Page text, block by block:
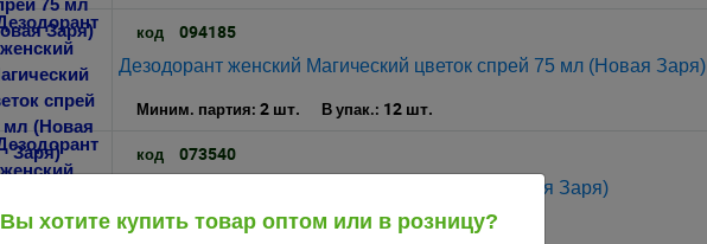
код 094185
Дезодорант женский Магический цветок спрей 75 мл (Новая Заря)
Миним. партия: 2 шт. В упак.: 12 шт.
код 073540
Дезодорант женский Мадоре спрей 75 мл (Новая Заря)
Миним. партия: 2 шт. В упак.: 12 шт.
Вы хотите купить товар оптом или в розницу?